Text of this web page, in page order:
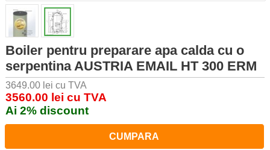
Boiler pentru preparare apa calda cu o
serpentina AUSTRIA EMAIL HT 300 ERM
3649.00 lei cu TVA
3560.00 lei cu TVA
Ai 2% discount
CUMPARA